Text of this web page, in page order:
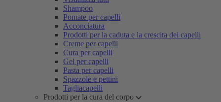
Shampoo
Pomate per capelli
Acconciatura
Prodotti per la caduta e la crescita dei capelli
Creme per capelli
Cura per capelli
Gel per capelli
Pasta per capelli
Spazzole e pettini
Tagliacapelli
Prodotti per la cura del corpo